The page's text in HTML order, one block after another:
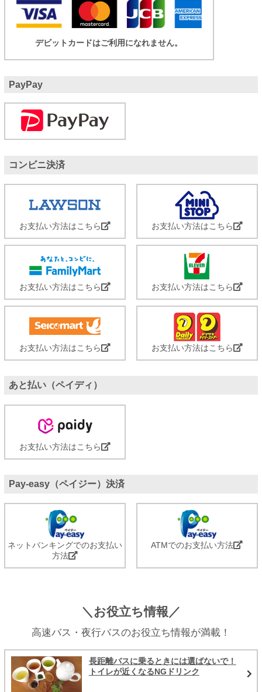
デビットカードはご利用になれません。
PayPay
コンビニ決済
お支払い方法はこちら お支払い方法はこちら
お支払い方法はこちら お支払い方法はこちら
お支払い方法はこちら お支払い方法はこちら
あと払い（ペイディ）
お支払い方法はこちら
Pay-easy（ペイジー）決済
ネットバンキングでのお支払い
方法
ATMでのお支払い方法
＼お役立ち情報／
高速バス・夜行バスのお役立ち情報が満載！
長距離バスに乗るときには選ばないで！
トイレが近くなるNGドリンク